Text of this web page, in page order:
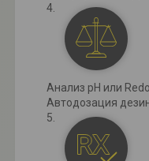
Анализ pH или
Автодозация